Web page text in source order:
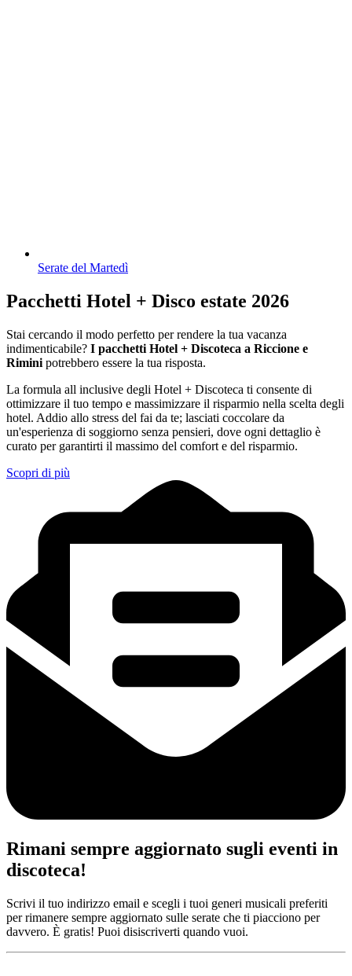
Serate del Martedì
Pacchetti Hotel + Disco estate 2026
Stai cercando il modo perfetto per rendere la tua vacanza
indimenticabile? I pacchetti Hotel + Discoteca a Riccione e
Rimini potrebbero essere la tua risposta.
La formula all inclusive degli Hotel + Discoteca ti consente di
ottimizzare il tuo tempo e massimizzare il risparmio nella scelta degli
hotel. Addio allo stress del fai da te; lasciati coccolare da
un'esperienza di soggiorno senza pensieri, dove ogni dettaglio è
curato per garantirti il massimo del comfort e del risparmio.
Scopri di più
Rimani sempre aggiornato sugli eventi in
discoteca!
Scrivi il tuo indirizzo email e scegli i tuoi generi musicali preferiti
per rimanere sempre aggiornato sulle serate che ti piacciono per
davvero. È gratis! Puoi disiscriverti quando vuoi.